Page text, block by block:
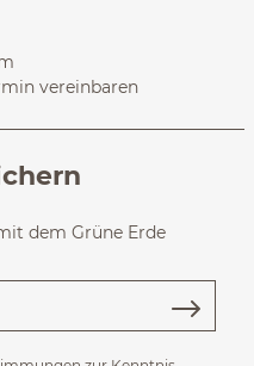
vereinbaren
dem Grüne Erde